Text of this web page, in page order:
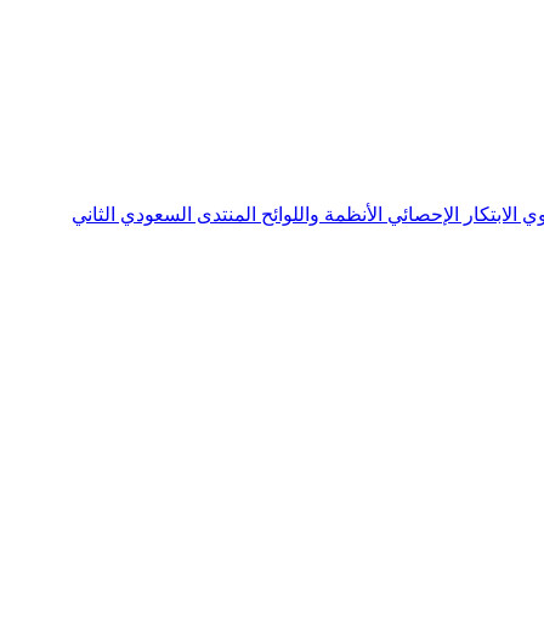
الابتكار الإحصائي الأنظمة واللوائح المنتدى السعودي الثاني